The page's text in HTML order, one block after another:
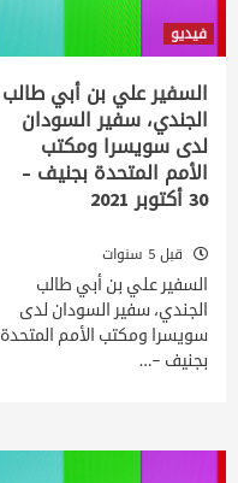
فيديو
السفير علي بن أبي طالب
الجندي، سفير السودان
لدى سويسرا ومكتب
الأمم المتحدة بجنيف –
30 أكتوبر 2021
قبل 5 سنوات
السفير علي بن أبي طالب
الجندي، سفير السودان لدى
سويسرا ومكتب الأمم المتحدة
بجنيف –…